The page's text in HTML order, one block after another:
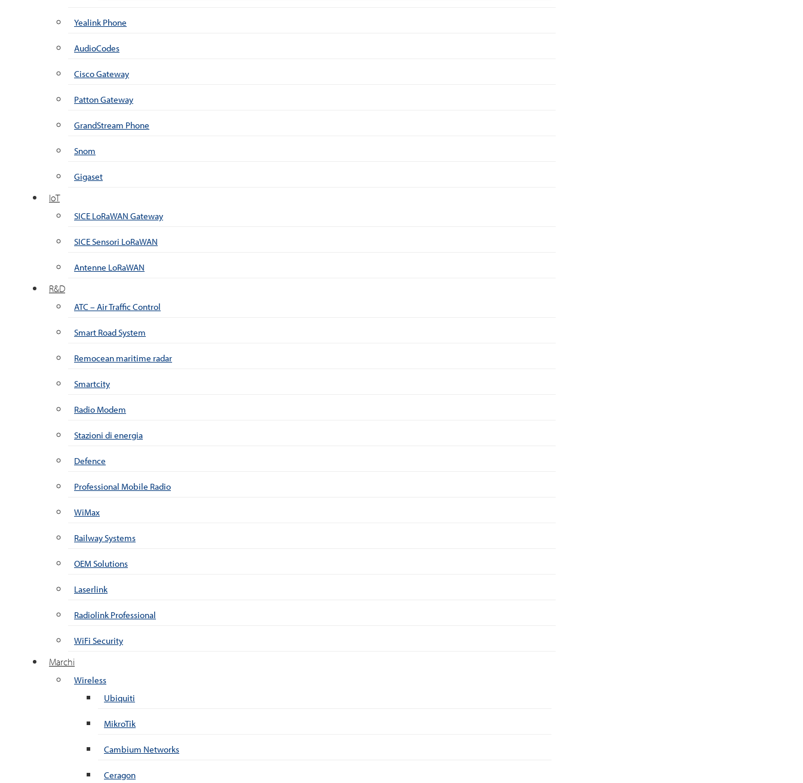
Yealink Phone
AudioCodes
Cisco Gateway
Patton Gateway
GrandStream Phone
Snom
Gigaset
IoT
SICE LoRaWAN Gateway
SICE Sensori LoRaWAN
Antenne LoRaWAN
R&D
ATC – Air Traffic Control
Smart Road System
Remocean maritime radar
Smartcity
Radio Modem
Stazioni di energia
Defence
Professional Mobile Radio
WiMax
Railway Systems
OEM Solutions
Laserlink
Radiolink Professional
WiFi Security
Marchi
Wireless
Ubiquiti
MikroTik
Cambium Networks
Ceragon